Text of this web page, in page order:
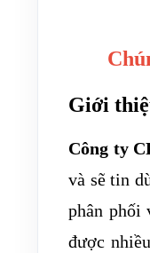
Giới
Công ty
và sẽ tin
phân phối
được